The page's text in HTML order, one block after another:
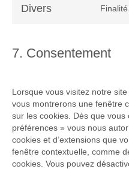
Divers
7. Consentement
Lorsque vous visitez notre
vous montrerons une fenêtre
sur les cookies. Dès que
préférences » vous nous
cookies et d’extensions que
fenêtre contextuelle, comme
cookies. Vous pouvez